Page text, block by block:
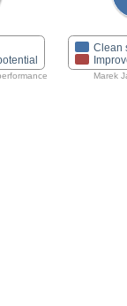
Clean
Marek